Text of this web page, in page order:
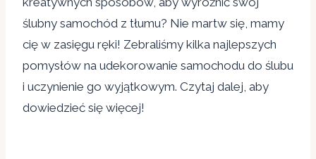
ślubny samochód z tłumu? Nie martw się, mamy
cię w zasięgu ręki! Zebraliśmy kilka najlepszych
pomysłów na udekorowanie samochodu do ślubu
i uczynienie go wyjątkowym. Czytaj dalej, aby
dowiedzieć się więcej!